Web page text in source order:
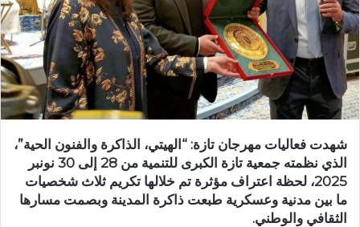
د
ا
إ
ل
ك
ت
و
ن
ي
ا
شهدت فعاليات مهرجان تازة: “الهيتي، الذاكرة والفنون الحية”،
الذي نظمته جمعية تازة الكبرى للتنمية من 28 إلى 30 نونبر
2025، لحظة اعتراف مؤثرة تم خلالها تكريم ثلاث شخصيات
ما بين مدنية وعسكرية طبعت ذاكرة المدينة وبصمت مسارها
الثقافي والوطني.